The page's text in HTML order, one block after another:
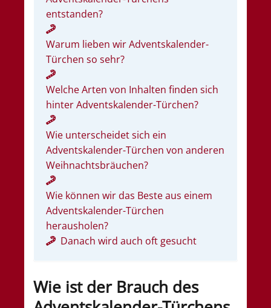
entstanden?
Warum lieben wir Adventskalender-
Türchen so sehr?
Welche Arten von Inhalten finden sich
hinter Adventskalender-Türchen?
Wie unterscheidet sich ein
Adventskalender-Türchen von anderen
Weihnachtsbräuchen?
Wie können wir das Beste aus einem
Adventskalender-Türchen
herausholen?
Danach wird auch oft gesucht
Wie ist der Brauch des